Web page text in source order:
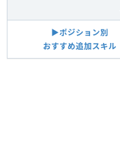
▶︎ポジション別
おすすめ追加スキル